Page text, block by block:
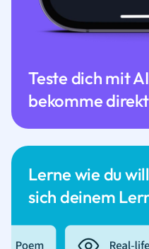
Lerne wie du
sich deinem
Teste dich mit
bekomme